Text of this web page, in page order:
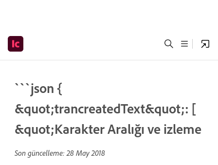
```json {
&quot;trancreatedText&quot;: [
&quot;Karakter Aralığı ve izleme
Son güncelleme:28 May 2018